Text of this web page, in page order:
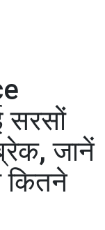
सरसों
जानें
कितने